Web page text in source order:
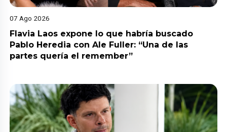
07 Ago 2026
Flavia Laos expone lo que habría buscado
Pablo Heredia con Ale Fuller: “Una de las
partes quería el remember”